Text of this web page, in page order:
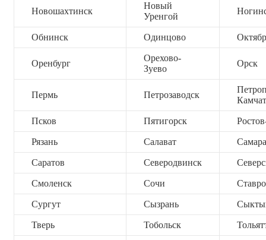
Новошахтинск
Новый
Уренгой
Обнинск Одинцово
Оренбург
Орехово-
Зуево
Орск
Пермь Петрозаводск
Псков Пятигорск
Рязань Салават Самара
Саратов Северодвинск
Смоленск Сочи
Сургут Сызрань
Тверь Тобольск